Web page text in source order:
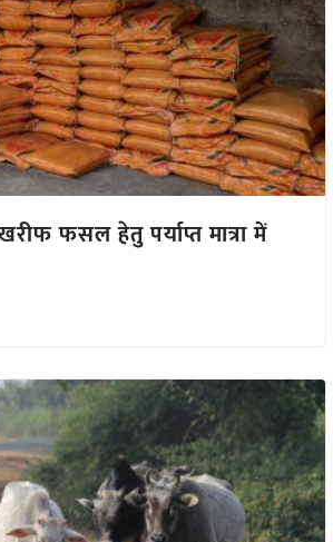
फसल हेतु पर्याप्त मात्रा में